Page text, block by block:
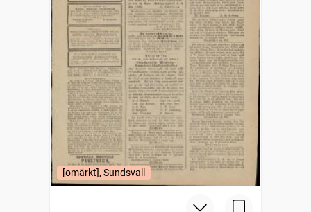
[omärkt], Sundsvall